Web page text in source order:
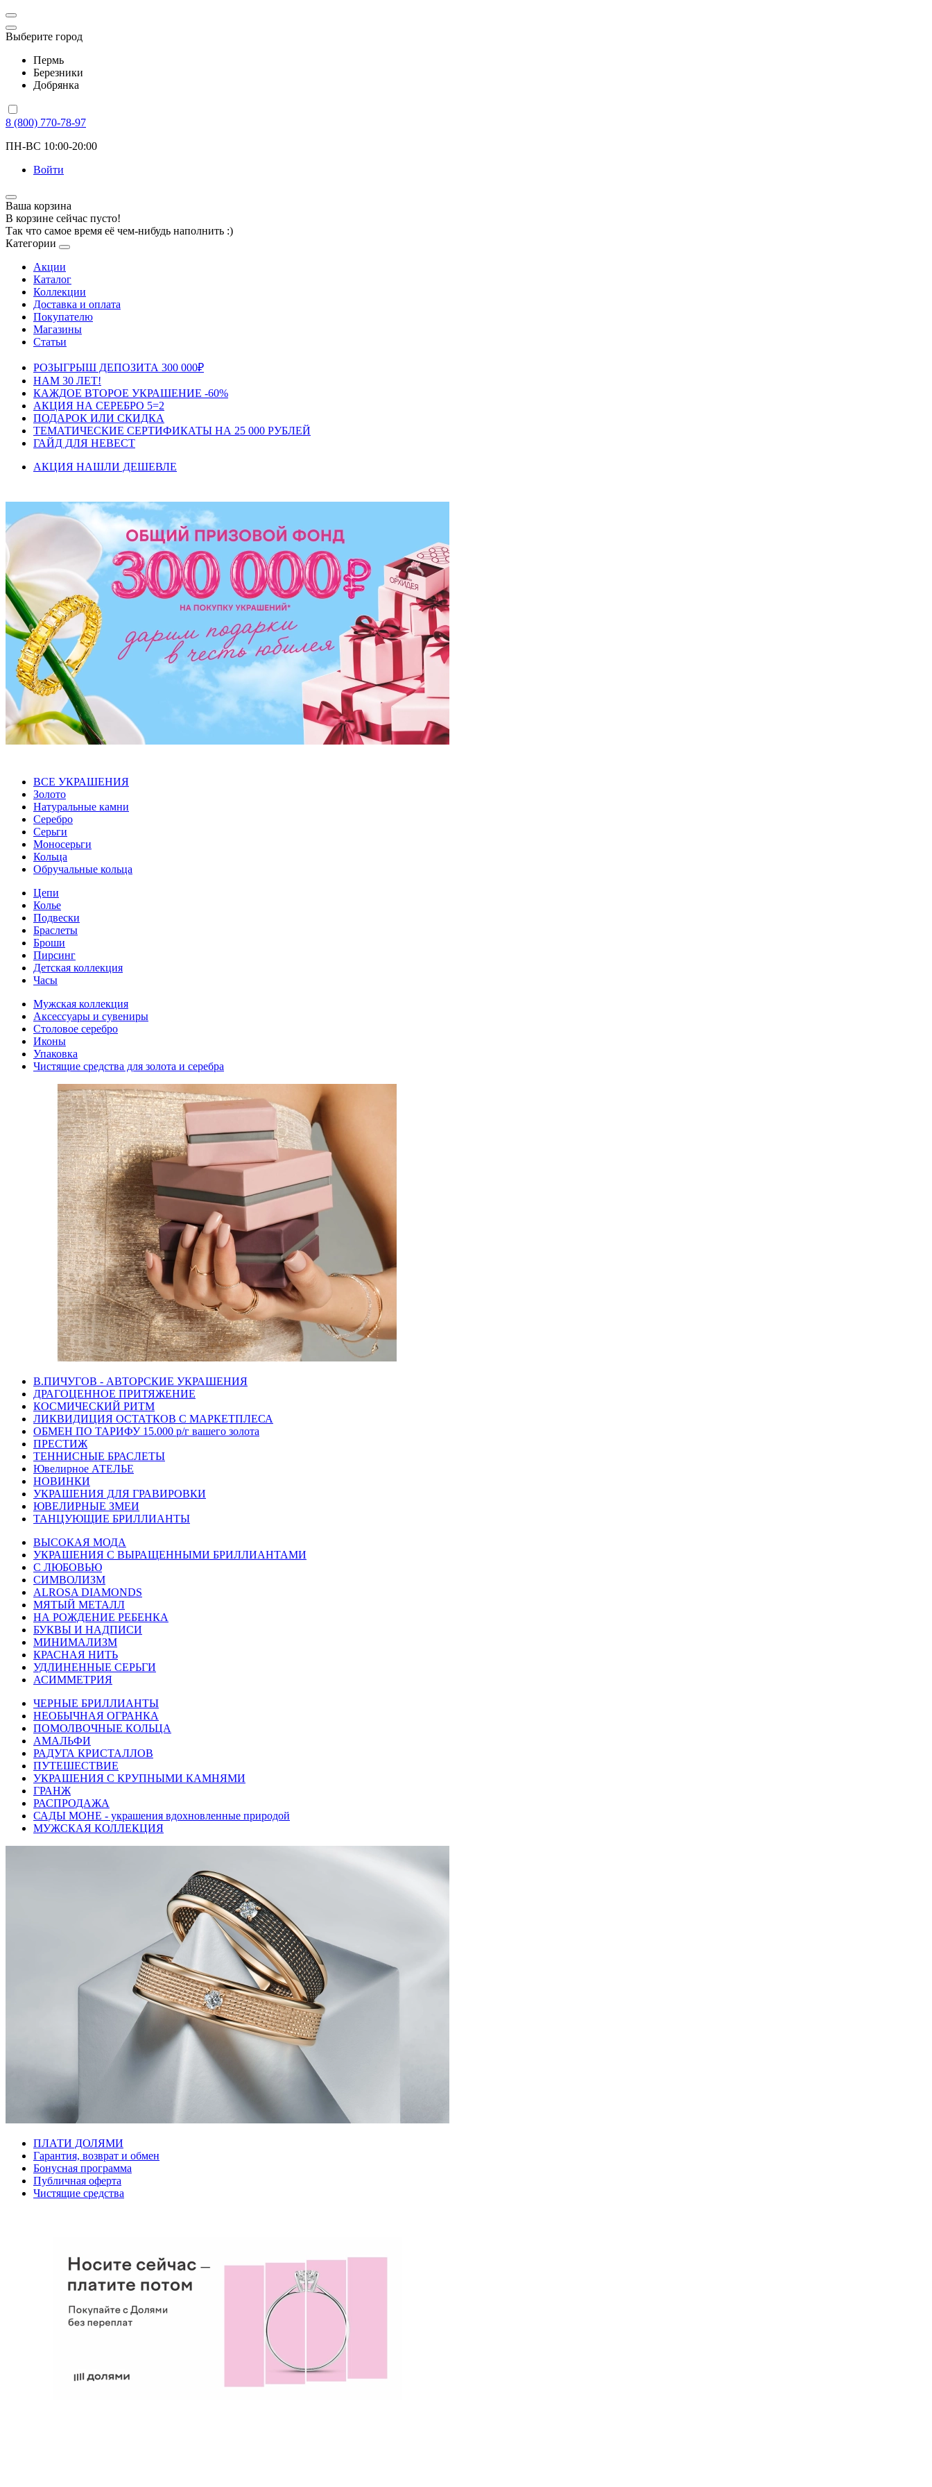
Выберите город
Пермь
Березники
Добрянка
8 (800) 770-78-97
ПН-ВС 10:00-20:00
Войти
Ваша корзина
В корзине сейчас пусто!
Так что самое время её чем-нибудь наполнить :)
Категории
Акции
Каталог
Коллекции
Доставка и оплата
Покупателю
Магазины
Статьи
РОЗЫГРЫШ ДЕПОЗИТА 300 000₽
НАМ 30 ЛЕТ!
КАЖДОЕ ВТОРОЕ УКРАШЕНИЕ -60%
АКЦИЯ НА СЕРЕБРО 5=2
ПОДАРОК ИЛИ СКИДКА
ТЕМАТИЧЕСКИЕ СЕРТИФИКАТЫ НА 25 000 РУБЛЕЙ
ГАЙД ДЛЯ НЕВЕСТ
АКЦИЯ НАШЛИ ДЕШЕВЛЕ
ВСЕ УКРАШЕНИЯ
Золото
Натуральные камни
Серебро
Серьги
Моносерьги
Кольца
Обручальные кольца
Цепи
Колье
Подвески
Браслеты
Броши
Пирсинг
Детская коллекция
Часы
Мужская коллекция
Аксессуары и сувениры
Столовое серебро
Иконы
Упаковка
Чистящие средства для золота и серебра
В.ПИЧУГОВ - АВТОРСКИЕ УКРАШЕНИЯ
ДРАГОЦЕННОЕ ПРИТЯЖЕНИЕ
КОСМИЧЕСКИЙ РИТМ
ЛИКВИДИЦИЯ ОСТАТКОВ С МАРКЕТПЛЕСА
ОБМЕН ПО ТАРИФУ 15.000 р/г вашего золота
ПРЕСТИЖ
ТЕННИСНЫЕ БРАСЛЕТЫ
Ювелирное АТЕЛЬЕ
НОВИНКИ
УКРАШЕНИЯ ДЛЯ ГРАВИРОВКИ
ЮВЕЛИРНЫЕ ЗМЕИ
ТАНЦУЮЩИЕ БРИЛЛИАНТЫ
ВЫСОКАЯ МОДА
УКРАШЕНИЯ С ВЫРАЩЕННЫМИ БРИЛЛИАНТАМИ
С ЛЮБОВЬЮ
СИМВОЛИЗМ
ALROSA DIAMONDS
МЯТЫЙ МЕТАЛЛ
НА РОЖДЕНИЕ РЕБЕНКА
БУКВЫ И НАДПИСИ
МИНИМАЛИЗМ
КРАСНАЯ НИТЬ
УДЛИНЕННЫЕ СЕРЬГИ
АСИММЕТРИЯ
ЧЕРНЫЕ БРИЛЛИАНТЫ
НЕОБЫЧНАЯ ОГРАНКА
ПОМОЛВОЧНЫЕ КОЛЬЦА
АМАЛЬФИ
РАДУГА КРИСТАЛЛОВ
ПУТЕШЕСТВИЕ
УКРАШЕНИЯ С КРУПНЫМИ КАМНЯМИ
ГРАНЖ
РАСПРОДАЖА
САДЫ МОНЕ - украшения вдохновленные природой
МУЖСКАЯ КОЛЛЕКЦИЯ
ПЛАТИ ДОЛЯМИ
Гарантия, возврат и обмен
Бонусная программа
Публичная оферта
Чистящие средства